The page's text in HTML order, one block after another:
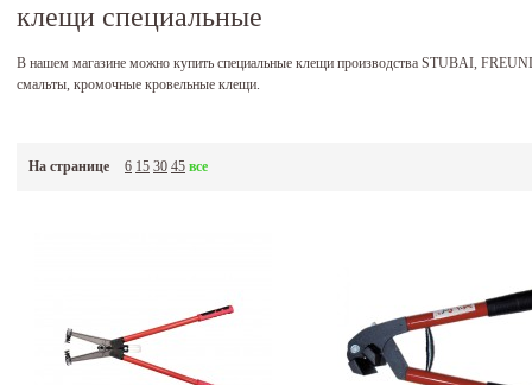
клещи специальные
В нашем магазине можно купить специальные клещи производства STUBAI,
смальты, кромочные кровельные клещи.
На странице 6 15 30 45 все